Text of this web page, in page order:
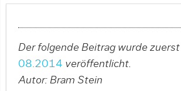
Der folgende Beitrag wurde zuerst
08.2014 veröffentlicht.
Autor: Bram Stein